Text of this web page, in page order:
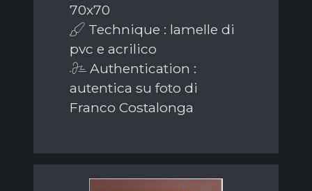
70x70
Technique : lamelle di
pvc e acrilico
Authentication :
autentica su foto di
Franco Costalonga